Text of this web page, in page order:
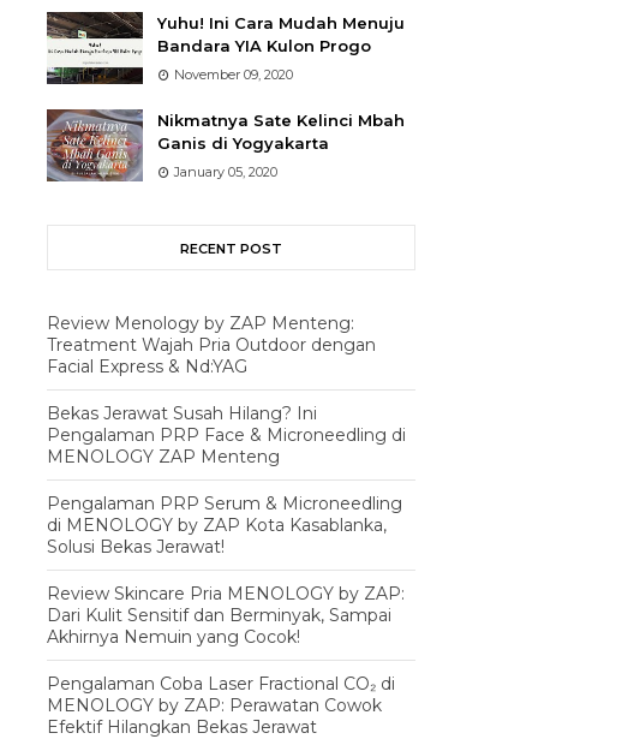
Yuhu! Ini Cara Mudah Menuju
Bandara YIA Kulon Progo
November 09, 2020
Nikmatnya Sate Kelinci Mbah
Ganis di Yogyakarta
January 05, 2020
RECENT POST
Review Menology by ZAP Menteng:
Treatment Wajah Pria Outdoor dengan
Facial Express & Nd:YAG
Bekas Jerawat Susah Hilang? Ini
Pengalaman PRP Face & Microneedling di
MENOLOGY ZAP Menteng
Pengalaman PRP Serum & Microneedling
di MENOLOGY by ZAP Kota Kasablanka,
Solusi Bekas Jerawat!
Review Skincare Pria MENOLOGY by ZAP:
Dari Kulit Sensitif dan Berminyak, Sampai
Akhirnya Nemuin yang Cocok!
Pengalaman Coba Laser Fractional CO₂ di
MENOLOGY by ZAP: Perawatan Cowok
Efektif Hilangkan Bekas Jerawat